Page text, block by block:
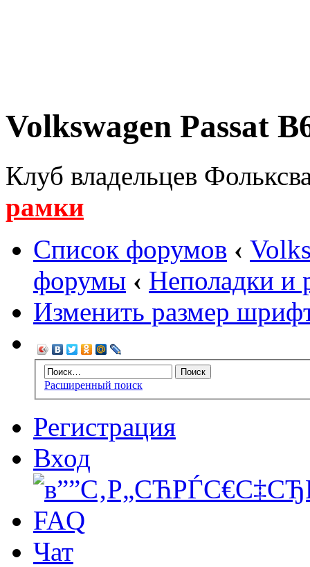
Volkswagen Passat
Клуб владельцев
рамки
Список форумов ‹
форумы ‹ Неполадки и
Изменить размер
Расширенный поиск
Регистрация
Вход
FAQ
Чат